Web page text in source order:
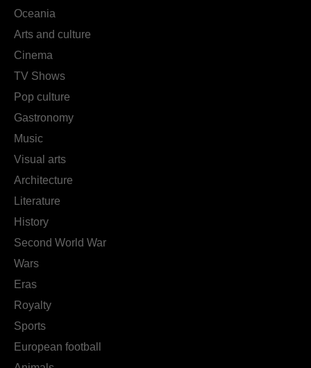
Oceania
Arts and culture
Cinema
TV Shows
Pop culture
Gastronomy
Music
Visual arts
Architecture
Literature
History
Second World War
Wars
Eras
Royalty
Sports
European football